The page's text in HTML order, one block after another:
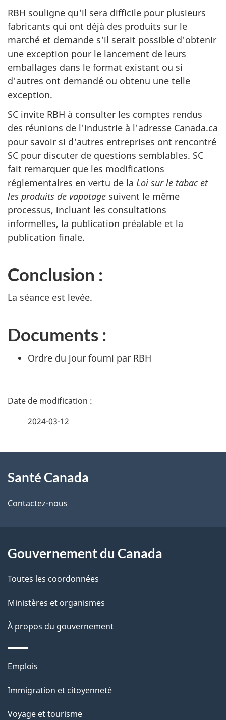
RBH souligne qu'il sera difficile pour plusieurs
fabricants qui ont déjà des produits sur le
marché et demande s'il serait possible d'obtenir
une exception pour le lancement de leurs
emballages dans le format existant ou si
d'autres ont demandé ou obtenu une telle
exception.
SC invite RBH à consulter les comptes rendus
des réunions de l'industrie à l'adresse Canada.ca
pour savoir si d'autres entreprises ont rencontré
SC pour discuter de questions semblables. SC
fait remarquer que les modifications
réglementaires en vertu de la Loi sur le tabac et
les produits de vapotage suivent le même
processus, incluant les consultations
informelles, la publication préalable et la
publication finale.
Conclusion :
La séance est levée.
Documents :
Ordre du jour fourni par RBH
D
i
l
d
e
p
a
2024-03-12
propos
de
site
Santé Canada
Contactez-nous
Gouvernement du Canada
Toutes les coordonnées
Ministères et organismes
À propos du gouvernement
Thèmes
sujets
Emplois
Immigration et citoyenneté
Voyage et tourisme